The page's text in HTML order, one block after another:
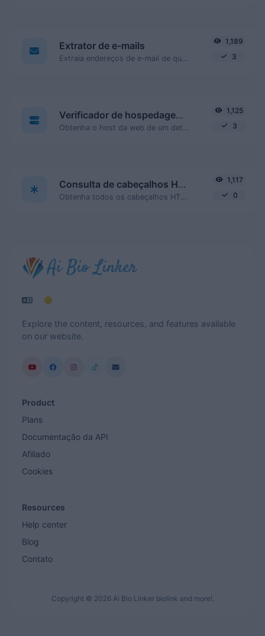
Extrator de e-mails
1,189
3
Verificador de hospedagem de sites
1,125
3
Consulta de cabeçalhos HTTP
1,117
0
Explore the content, resources, and features available
on our website.
Product
Plans
Documentação da API
Afiliado
Cookies
Resources
Help center
Blog
Contato
Copyright © 2026 Ai Bio Linker biolink and more!.